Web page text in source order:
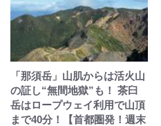
「那須岳」山肌からは活火山
の証し“無間地獄”も！ 茶臼
岳はロープウェイ利用で山頂
まで40分！【首都圏発！週末